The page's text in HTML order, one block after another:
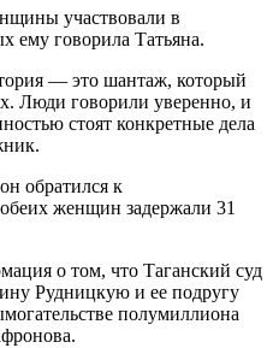
участвовали в
ему говорила Татьяна.
— это шантаж, который
Люди говорили уверенно, и
стоят конкретные дела
обратился к
женщин задержали 31
о том, что Таганский суд
Рудницкую и ее подругу
полумиллиона